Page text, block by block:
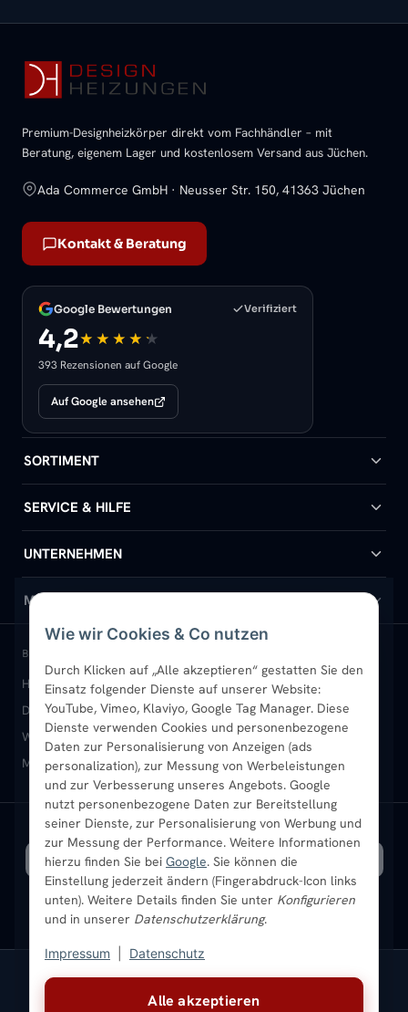
Alle akzeptieren
Wie wir Cookies & Co nutzen
Durch Klicken auf „Alle akzeptieren“ gestatten Sie den
Einsatz folgender Dienste auf unserer Website:
YouTube, Vimeo, Klaviyo, Google Tag Manager. Diese
Dienste verwenden Cookies und personenbezogene
Daten zur Personalisierung von Anzeigen (ads
personalization), zur Messung von Werbeleistungen
und zur Verbesserung unseres Angebots. Google
nutzt personenbezogene Daten zur Bereitstellung
seiner Dienste, zur Personalisierung von Werbung und
zur Messung der Performance. Weitere Informationen
hierzu finden Sie bei Google. Sie können die
Einstellung jederzeit ändern (Fingerabdruck-Icon links
unten). Weitere Details finden Sie unter Konfigurieren
und in unserer Datenschutzerklärung.
Impressum Datenschutz
Premium-Designheizkörper direkt vom Fachhändler – mit
Beratung, eigenem Lager und kostenlosem Versand aus Jüchen.
Ada Commerce GmbH · Neusser Str. 150, 41363 Jüchen
Kontakt & Beratung
Google Bewertungen Verifiziert
4,2
393 Rezensionen auf Google
Auf Google ansehen
SORTIMENT
Badheizkörper
Handtuchheizkörper
Design-Heizkörper
Paneelheizkörper
Vertikal-Heizkörper
Heizkörper-Zubehör
SERVICE & HILFE
Hilfe & Kontakt
Versand & Lieferung
Rückgabe & Widerruf
Garantie & Gewährleistung
Montageservice vor Ort
Sendung verfolgen
UNTERNEHMEN
Wir über uns
Standort & Abholung Jüchen
B2B-Kunden
Karriere
Ratgeber
Bestpreisgarantie
MEIN KONTO
Anmelden / Mein Konto
Merkliste
Newsletter
Aktuelle Angebote
BELIEBTE KATEGORIEN
Heizkörper kaufenBadheizkörperHandtuchheizkörper
Design-HeizkörperPaneelheizkörperVertikal-Heizkörper
Wandheizkörper Wohnraum-Heizkörper Badheizkörper Schwarz
Mischbetrieb-HeizkörperHeizkörper-ZubehörAktuelle Angebote
VERSAND MIT